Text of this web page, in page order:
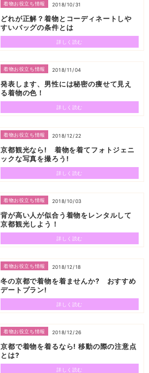
着物お役立ち情報 2018/10/31
どれが正解？着物とコーディネートしや
すいバッグの条件とは
詳しく読む
着物お役立ち情報 2018/11/04
発表します、男性には秘密の痩せて見え
る着物の色！
詳しく読む
着物お役立ち情報 2018/12/22
京都観光なら! 着物を着てフォトジェニ
ックな写真を撮ろう!
詳しく読む
着物お役立ち情報 2018/10/03
背が高い人が似合う着物をレンタルして
京都観光しよう！
詳しく読む
着物お役立ち情報 2018/12/18
冬の京都で着物を着ませんか? おすすめ
デートプラン!
詳しく読む
着物お役立ち情報 2018/12/26
京都で着物を着るなら! 移動の際の注意点
とは?
詳しく読む